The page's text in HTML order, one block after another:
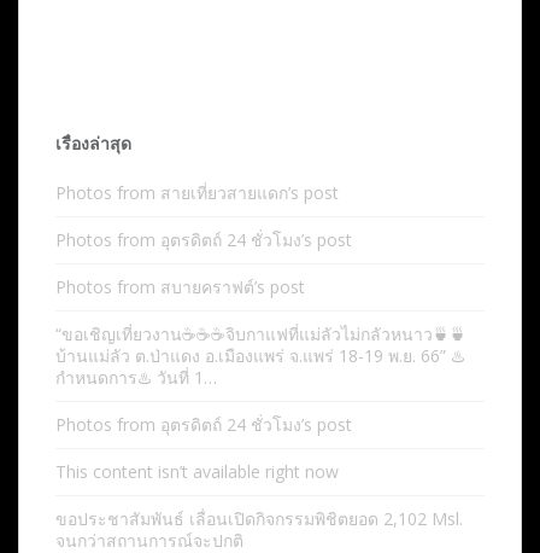
เรื่องล่าสุด
Photos from สายเที่ยวสายแดก’s post
Photos from อุตรดิตถ์ 24 ชั่วโมง’s post
Photos from สบายคราฟต์’s post
“ขอเชิญเที่ยวงาน☕️☕️☕️จิบกาแฟที่แม่ลัวไม่กลัวหนาว🍵🍵
บ้านแม่ลัว ต.ป่าแดง อ.เมืองแพร่ จ.แพร่ 18-19 พ.ย. 66” ♨️
กำหนดการ♨️ วันที่ 1…
Photos from อุตรดิตถ์ 24 ชั่วโมง’s post
This content isn’t available right now
ขอประชาสัมพันธ์ เลื่อนเปิดกิจกรรมพิชิตยอด 2,102 Msl.
จนกว่าสถานการณ์จะปกติ